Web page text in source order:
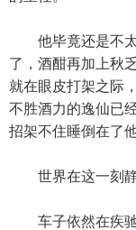
他毕竟还是不太
了，酒酣再加上秋乏
就在眼皮打架之际
不胜酒力的逸仙已
招架不住睡倒在了
世界在这一刻静
车子依然在疾驰